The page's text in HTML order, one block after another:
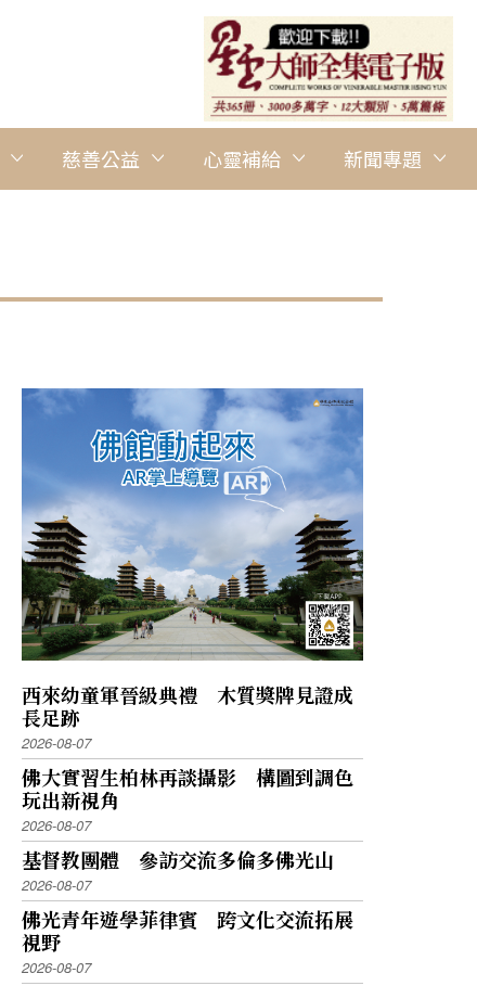
慈善公益 心靈補給 新聞專題
圖說：波士頓協會響應公益路跑，當日陽光明媚，微風吹許，大
Quincy Market完成路跑。 人間社記者Tze Yang攝
西來幼童軍晉級典禮 木質獎牌見證成
長足跡
2026-08-07
佛大實習生柏林再談攝影 構圖到調色
玩出新視角
2026-08-07
基督教團體 參訪交流多倫多佛光山
2026-08-07
佛光青年遊學菲律賓 跨文化交流拓展
視野
2026-08-07